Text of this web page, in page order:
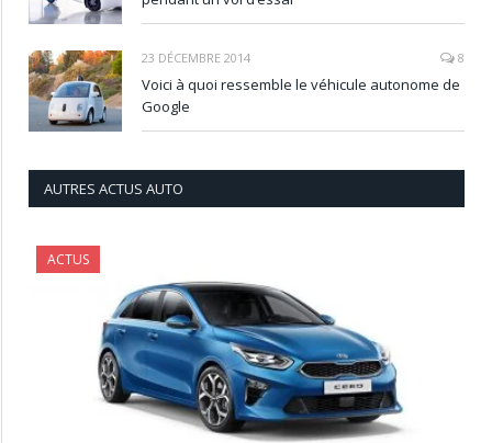
23 DÉCEMBRE 2014 8
Voici à quoi ressemble le véhicule autonome de
Google
AUTRES ACTUS AUTO
ACTUS